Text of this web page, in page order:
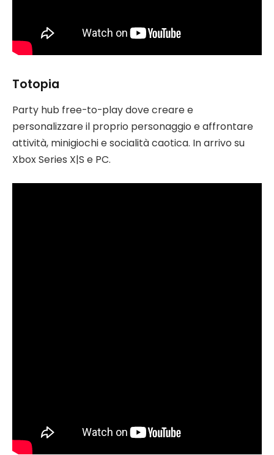
Totopia
Party hub free-to-play dove creare e
personalizzare il proprio personaggio e affrontare
attività, minigiochi e socialità caotica. In arrivo su
Xbox Series X|S e PC.